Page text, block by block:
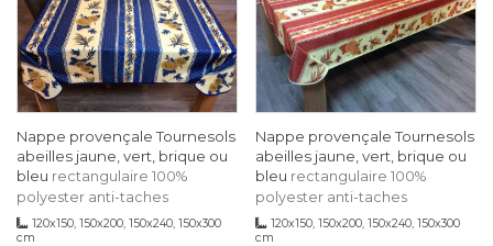
Nappe provençale Tournesols
abeilles jaune, vert, brique ou
bleu rectangulaire 100%
polyester anti-taches
120x150, 150x200, 150x240, 150x300
cm
Nappe provençale Tournesols
abeilles jaune, vert, brique ou
bleu rectangulaire 100%
polyester anti-taches
120x150, 150x200, 150x240, 150x300
cm